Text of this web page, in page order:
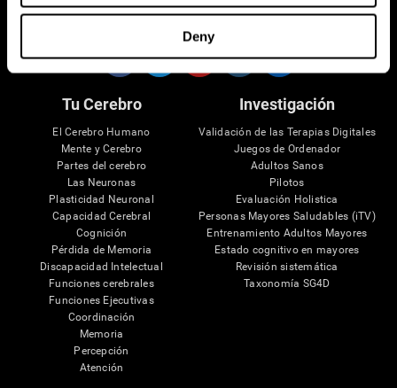
Deny
Síguenos en
Tu Cerebro
El Cerebro Humano
Mente y Cerebro
Partes del cerebro
Las Neuronas
Plasticidad Neuronal
Capacidad Cerebral
Cognición
Pérdida de Memoria
Discapacidad Intelectual
Funciones cerebrales
Funciones Ejecutivas
Coordinación
Memoria
Percepción
Atención
Investigación
Validación de las Terapias Digitales
Juegos de Ordenador
Adultos Sanos
Pilotos
Evaluación Holistica
Personas Mayores Saludables (iTV)
Entrenamiento Adultos Mayores
Estado cognitivo en mayores
Revisión sistemática
Taxonomía SG4D